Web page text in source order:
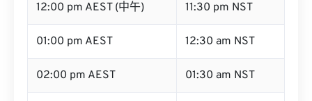
12:00 pm AEST (中午) 11:30 pm NST
01:00 pm AEST 12:30 am NST
02:00 pm AEST 01:30 am NST